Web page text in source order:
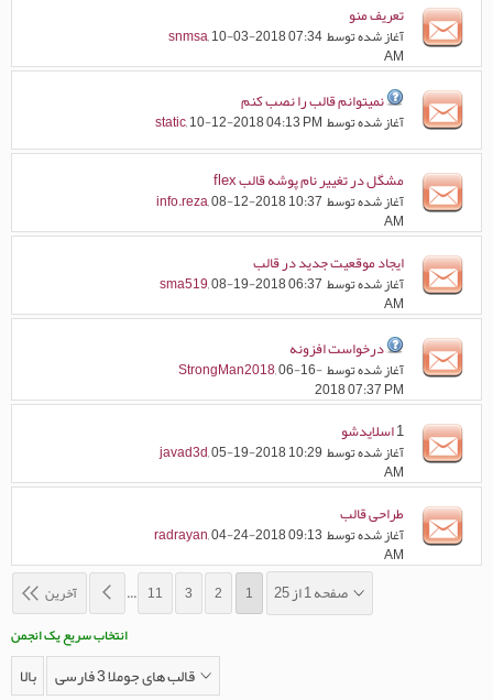
تعریف منو
آغاز شده توسط snmsa, 10-03-2018 07:34
AM
نمیتوانم قالب را نصب کنم
آغاز شده توسط static, 10-12-2018 04:13 PM
مشگل در تغییر نام پوشه قالب flex
آغاز شده توسط info.reza, 08-12-2018 10:37
AM
ایجاد موقعیت جدید در قالب
آغاز شده توسط sma519, 08-19-2018 06:37
AM
درخواست افزونه
آغاز شده توسط StrongMan2018, 06-16-
2018 07:37 PM
1اسلایدشو
آغاز شده توسط javad3d, 05-19-2018 10:29
AM
طراحی قالب
آغاز شده توسط radrayan, 04-24-2018 09:13
AM
صفحه 1 از 25 1
2
3
11
...
آخرین
انتخاب سریع یک انجمن
قالب های جوملا 3 فارسی بالا